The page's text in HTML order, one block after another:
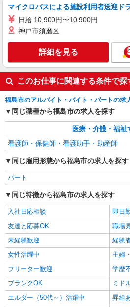
看護助手（ナースエ
時給1,200円 ★週払
幅は経験・能力による
福島県福島市 【
谷」駅
キープ
アルバイト パート 派遣社員
日研トータルソーシング株式会社 メディ
ス【看護助手】
看護助手（ナースエ
時給1,200円 ★週払い
幅は経験・能力による
駅
キープ
アルバイト パート
日研トータルソーシング株式会社 メデ
ス【看護助手】
看護助手（ナースエ
時給1,200円 ★週払
幅は経験・能力による
福島県福島市 【
キープ
マイクロバスによる施設利用者送迎ド
日給 10,900円〜10,900円
神戸市須磨区
詳細を見る
このお仕事に関連する条件で探
福島市のアルバイト・バイト・パートの求
同じ職種から福島市の求人を探す
医療・介護・福祉
看護師・保健師・看護助手・助産師
同じ雇用形態から福島市の求人を探す
パート
同じ特徴から福島市の求人を探す
入社日応相談
即日
友達と応募OK
職場
未経験歓迎
経験
女性活躍中
主婦
フリーター歓迎
学歴
ブランクOK
ミド
エルダー（50代～）活躍中
昇給